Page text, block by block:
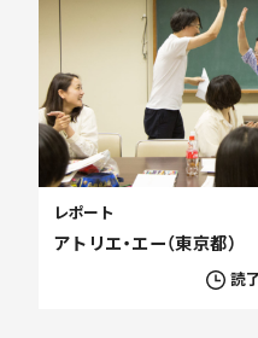
アトリエ・エー（東京都）
レポート
読